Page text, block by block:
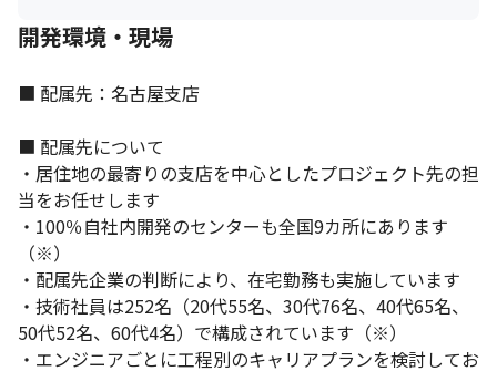
開発環境・現場
■ 配属先：名古屋支店
■ 配属先について
・居住地の最寄りの支店を中心としたプロジェクト先の担
当をお任せします
・100％自社内開発のセンターも全国9カ所にあります
（※）
・配属先企業の判断により、在宅勤務も実施しています
・技術社員は252名（20代55名、30代76名、40代65名、
50代52名、60代4名）で構成されています（※）
・エンジニアごとに工程別のキャリアプランを検討してお